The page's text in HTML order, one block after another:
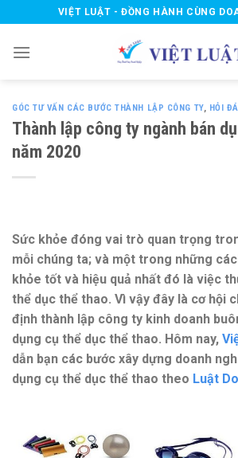
to
content
VIỆT LUẬT - ĐỒNG HÀNH CÙNG
GÓC TƯ VẤN CÁC BƯỚC THÀNH LẬP CÔNG TY, HỎI
Thành lập công ty ngành bán
năm 2020
Sức khỏe đóng vai trò quan trọng
mỗi chúng ta; và một trong những
khỏe tốt và hiệu quả nhất đó là việc
thể dục thể thao. Vì vậy đây là cơ hội
định thành lập công ty kinh doanh
dụng cụ thể dục thể thao. Hôm nay,
dẫn bạn các bước xây dựng doanh
dụng cụ thể dục thể thao theo Luật